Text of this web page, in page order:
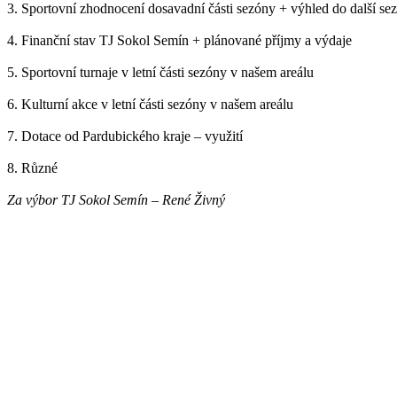
3. Sportovní zhodnocení dosavadní části sezóny + výhled do další
4. Finanční stav TJ Sokol Semín + plánované příjmy a výdaje
5. Sportovní turnaje v letní části sezóny v našem areálu
6. Kulturní akce v letní části sezóny v našem areálu
7. Dotace od Pardubického kraje – využití
8. Různé
Za výbor TJ Sokol Semín – René Živný